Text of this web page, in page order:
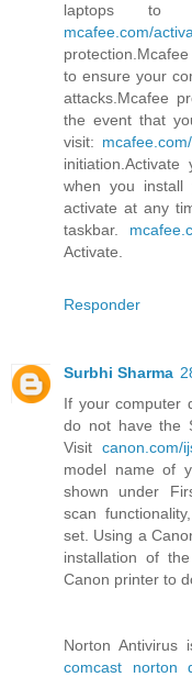
laptops to
mcafee.com/
to ensure your
attacks.Mcafee
the event that
visit:
when you
activate at any
taskbar.
Activate.
Responder
Surbhi Sharma
If your computer
do not have the
Visit canon.com/
model name of
shown under
scan
set. Using a
installation of
Canon printer to
Norton Antivirus
comcast norton